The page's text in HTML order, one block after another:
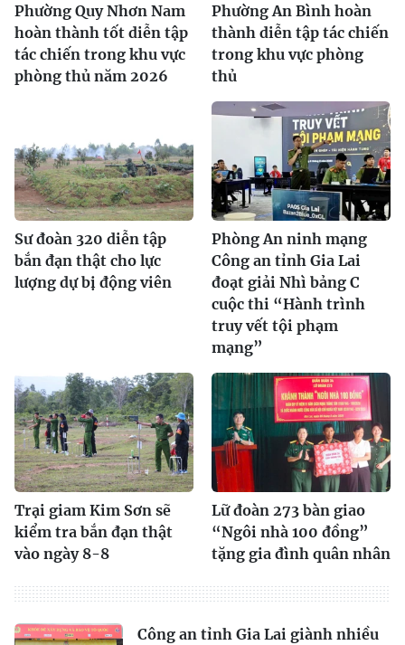
Phường Quy Nhơn Nam
hoàn thành tốt diễn tập
tác chiến trong khu vực
phòng thủ năm 2026
Phường An Bình hoàn
thành diễn tập tác chiến
trong khu vực phòng
thủ
Sư đoàn 320 diễn tập
bắn đạn thật cho lực
lượng dự bị động viên
Phòng An ninh mạng
Công an tỉnh Gia Lai
đoạt giải Nhì bảng C
cuộc thi “Hành trình
truy vết tội phạm
mạng”
Trại giam Kim Sơn sẽ
kiểm tra bắn đạn thật
vào ngày 8-8
Lữ đoàn 273 bàn giao
“Ngôi nhà 100 đồng”
tặng gia đình quân nhân
Công an tỉnh Gia Lai giành nhiều